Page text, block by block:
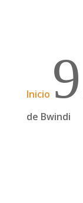
Inicio 9
de Bwindi